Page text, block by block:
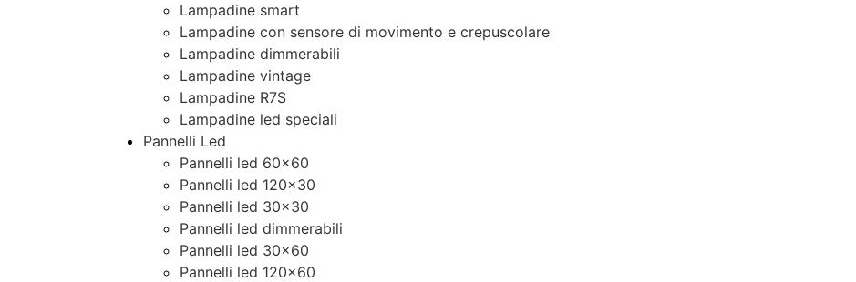
Lampadine smart
Lampadine con sensore di movimento e crepuscolare
Lampadine dimmerabili
Lampadine vintage
Lampadine R7S
Lampadine led speciali
Pannelli Led
Pannelli led 60×60
Pannelli led 120×30
Pannelli led 30×30
Pannelli led dimmerabili
Pannelli led 30×60
Pannelli led 120×60